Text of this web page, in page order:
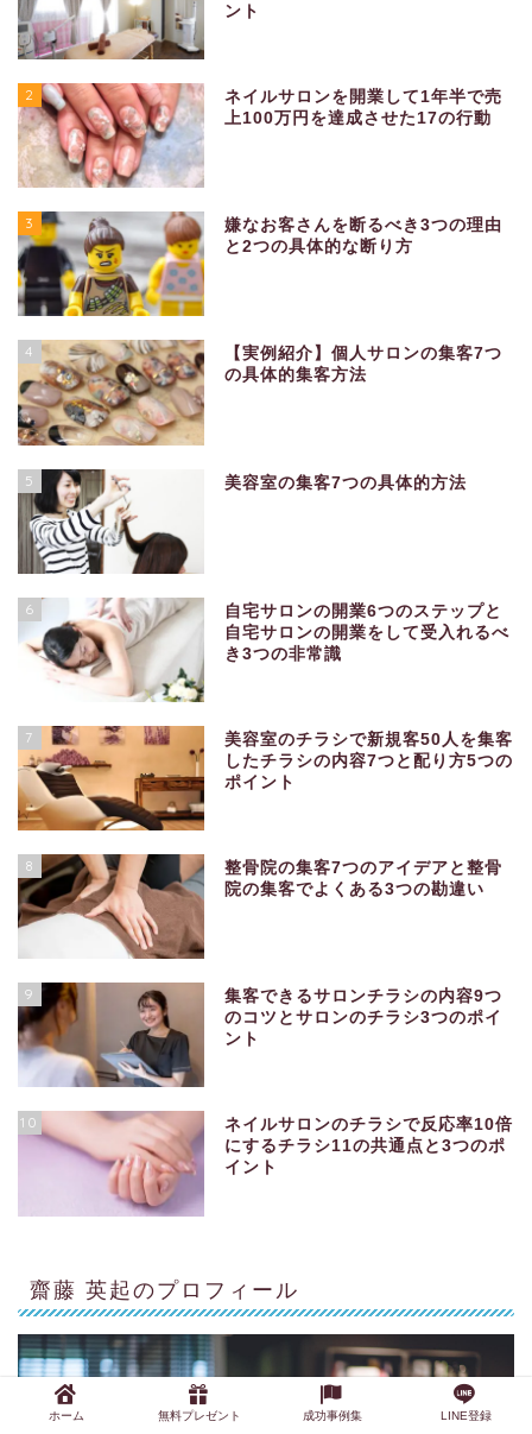
ント
2
ネイルサロンを開業して1年半で売
上100万円を達成させた17の行動
3
嫌なお客さんを断るべき3つの理由
と2つの具体的な断り方
4
【実例紹介】個人サロンの集客7つ
の具体的集客方法
5 美容室の集客7つの具体的方法
6
自宅サロンの開業6つのステップと
自宅サロンの開業をして受入れるべ
き3つの非常識
7
美容室のチラシで新規客50人を集客
したチラシの内容7つと配り方5つの
ポイント
8
整骨院の集客7つのアイデアと整骨
院の集客でよくある3つの勘違い
9
集客できるサロンチラシの内容9つ
のコツとサロンのチラシ3つのポイ
ント
10
ネイルサロンのチラシで反応率10倍
にするチラシ11の共通点と3つのポ
イント
齋藤 英起のプロフィール
ホーム 無料プレゼント 成功事例集 LINE登録